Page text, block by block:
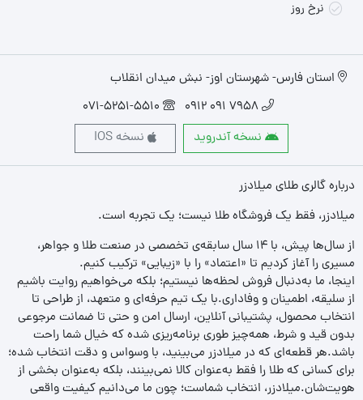
نرخ روز
استان فارس- شهرستان اوز- نبش میدان انقلاب
7958 091 0912
071-5251-5510
نسخه آندروید
نسخه IOS
درباره گالری طلای میلادزر
میلادزر، فقط یک فروشگاه طلا نیست؛ یک تجربه‌ است.
از سال‌ها پیش، با ۱۴ سال سابقه‌ی تخصصی در صنعت طلا و جواهر،
مسیری را آغاز کردیم تا «اعتماد» را با «زیبایی» ترکیب کنیم.
اینجا، ما به‌دنبال فروش لحظه‌ها نیستیم؛ بلکه می‌خواهیم روایت باشیم
از سلیقه، اطمینان و وفاداری.با یک تیم حرفه‌ای و متعهد، از طراحی تا
انتخاب محصول، پشتیبانی آنلاین، ارسال امن و حتی تا ضمانت مرجوعی
بدون قید و شرط، همه‌چیز طوری برنامه‌ریزی شده که خیال شما راحت
باشد.هر قطعه‌ای که در میلادزر می‌بینید، با وسواس و دقت انتخاب شده؛
برای کسانی که طلا را فقط به‌عنوان کالا نمی‌بینند، بلکه به‌عنوان بخشی از
هویت‌شان.میلادزر، انتخاب شماست؛ چون ما می‌دانیم کیفیت واقعی